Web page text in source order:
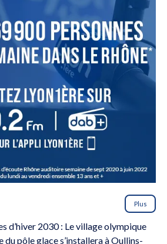
Plus
d’hiver 2030 : Le village olympique
du pôle glace s’installera à Oullins-